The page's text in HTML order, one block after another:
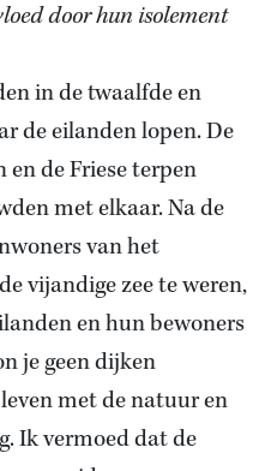
door hun isolement
in de twaalfde en
de eilanden lopen. De
en de Friese terpen
met elkaar. Na de
van het
vijandige zee te weren,
en hun bewoners
je geen dijken
met de natuur en
Ik vermoed dat de